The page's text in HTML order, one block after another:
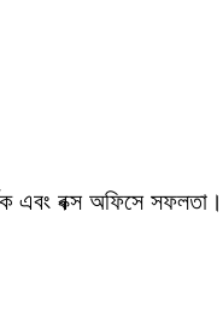
এবং বক্স অফিসে